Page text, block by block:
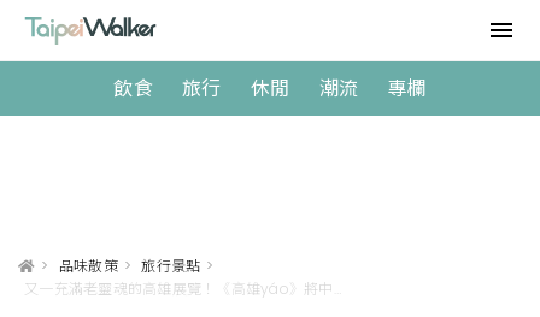
飲食 旅行 休閒 潮流 專欄
> 品味散策 > 旅行景點 >